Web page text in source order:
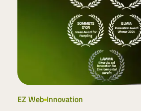
EZ Web Innovation